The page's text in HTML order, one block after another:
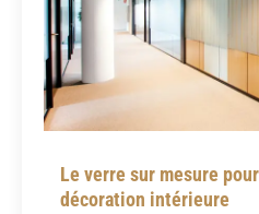
Le verre sur mesure
décoration intérieure